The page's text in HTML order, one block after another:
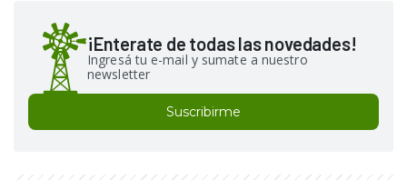
¡Enterate de todas las novedades!
Ingresá tu e-mail y sumate a nuestro
newsletter
Suscribirme